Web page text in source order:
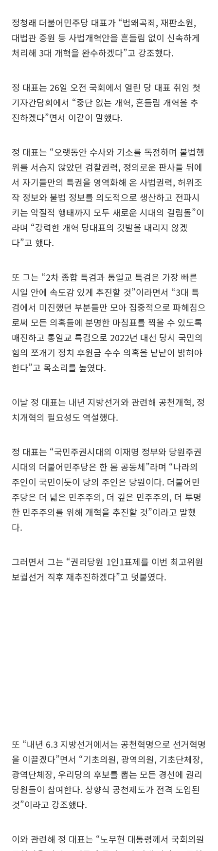
정청래 더불어민주당 대표가 “법왜곡죄, 재판소원,
대법관 증원 등 사법개혁안을 흔들림 없이 신속하게
처리해 3대 개혁을 완수하겠다”고 강조했다.
정 대표는 26일 오전 국회에서 열린 당 대표 취임 첫
기자간담회에서 “중단 없는 개혁, 흔들림 개혁을 추
진하겠다”면서 이같이 말했다.
정 대표는 “오랫동안 수사와 기소를 독점하며 불법행
위를 서슴지 않았던 검찰권력, 정의로운 판사들 뒤에
서 자기들만의 특권을 영역화해 온 사법권력, 허위조
작 정보와 불법 정보를 의도적으로 생산하고 전파시
키는 악질적 행태까지 모두 새로운 시대의 걸림돌”이
라며 “강력한 개혁 당대표의 깃발을 내리지 않겠
다”고 했다.
또 그는 “2차 종합 특검과 통일교 특검은 가장 빠른
시일 안에 속도감 있게 추진할 것”이라면서 “3대 특
검에서 미진했던 부분들만 모아 집중적으로 파헤침으
로써 모든 의혹들에 분명한 마침표를 찍을 수 있도록
매진하고 통일교 특검으로 2022년 대선 당시 국민의
힘의 쪼개기 정치 후원금 수수 의혹을 낱낱이 밝혀야
한다”고 목소리를 높였다.
이날 정 대표는 내년 지방선거와 관련해 공천개혁, 정
치개혁의 필요성도 역설했다.
정 대표는 “국민주권시대의 이재명 정부와 당원주권
시대의 더불어민주당은 한 몸 공동체”라며 “나라의
주인이 국민이듯이 당의 주인은 당원이다. 더불어민
주당은 더 넓은 민주주의, 더 깊은 민주주의, 더 투명
한 민주주의를 위해 개혁을 추진할 것”이라고 말했
다.
그러면서 그는 “권리당원 1인1표제를 이번 최고위원
보궐선거 직후 재추진하겠다”고 덧붙였다.
또 “내년 6.3 지방선거에서는 공천혁명으로 선거혁명
을 이끌겠다”면서 “기초의원, 광역의원, 기초단체장,
광역단체장, 우리당의 후보를 뽑는 모든 경선에 권리
당원들이 참여한다. 상향식 공천제도가 전격 도입된
것”이라고 강조했다.
이와 관련해 정 대표는 “노무현 대통령께서 국회의원